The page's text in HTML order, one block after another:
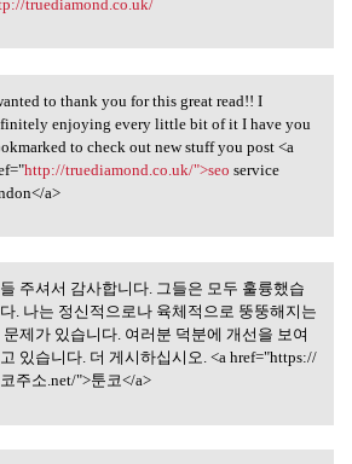
truediamond.co.uk/
to thank you for
to thank you for this great read!! I
enjoying every little bit of it I have you
to check out new stuff you post <a
http://truediamond.co.uk/">seo service
a>
주셔서 감사합니다. 그들은
두 훌륭했습니다.
주셔서 감사합니다. 그들은 모두 훌륭했습
. 나는 정신적으로나 육체적으로 뚱뚱해지는
문제가 있습니다. 여러분 덕분에 개선을 보여
있습니다. 더 게시하십시오. <a href="https://
주소.net/">툰코</a>